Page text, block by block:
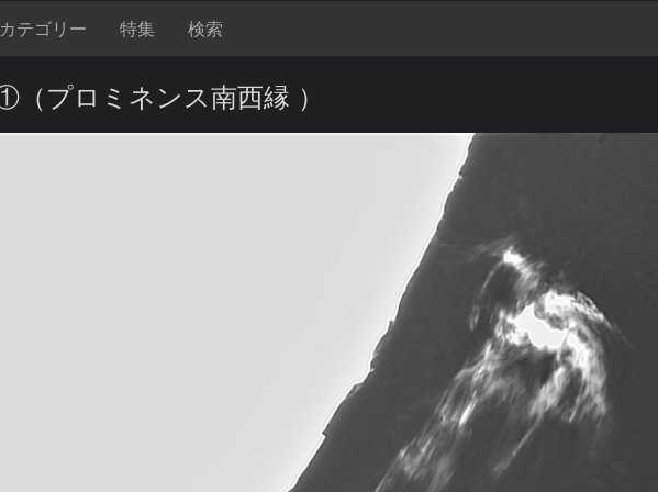
カテゴリー 特集 検索
プロミネンス南西縁 ）